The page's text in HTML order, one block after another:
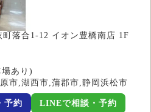
町落合1-12 イオン豊橋南店 1F
あり)
市,湖西市,蒲郡市,静岡浜松市
予約 LINEで相談・予約